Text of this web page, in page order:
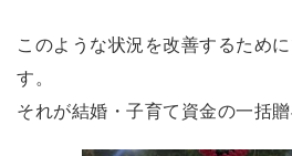
このような状況を改善するため
す。
それが結婚・子育て資金の一括贈